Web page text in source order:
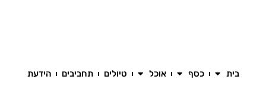
בית כסף אוכל טיולים תחביבים הידעת